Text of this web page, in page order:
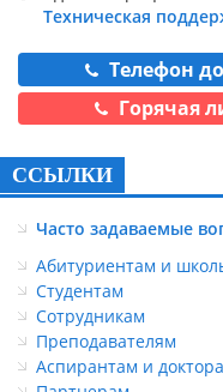
Техническая
Телефон
Горячая
ССЫЛКИ
Часто задаваемые
Абитуриентам и
Студентам
Сотрудникам
Преподавателям
Аспирантам и